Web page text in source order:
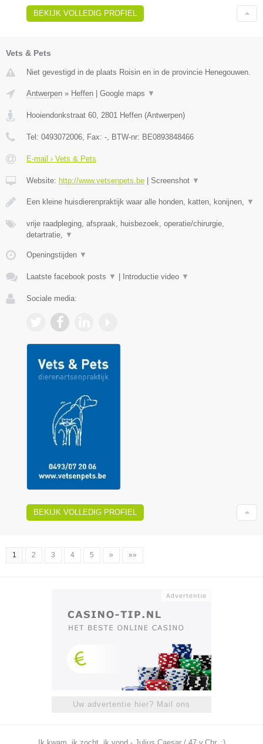
BEKIJK VOLLEDIG PROFIEL
Vets & Pets
Niet gevestigd in de plaats Roisin en in de provincie Henegouwen.
Antwerpen » Heffen | Google maps ▼
Hooiendonkstraat 60 2801 Heffen (Antwerpen)
Tel: 0493072006 , Fax: - , BTW-nr: BE0893848466
E-mail › Vets & Pets
Website: http://www.vetsenpets.be | Screenshot ▼
Een kleine huisdierenpraktijk waar alle honden, katten, konijnen, ▼
vrije raadpleging, afspraak, huisbezoek, operatie/chirurgie,
detartratie,
▼
Openingstijden ▼
Laatste facebook posts ▼ | Introductie video ▼
Sociale media:
BEKIJK VOLLEDIG PROFIEL
1 2 3 4 5 » »»
Uw advertentie hier? Mail ons